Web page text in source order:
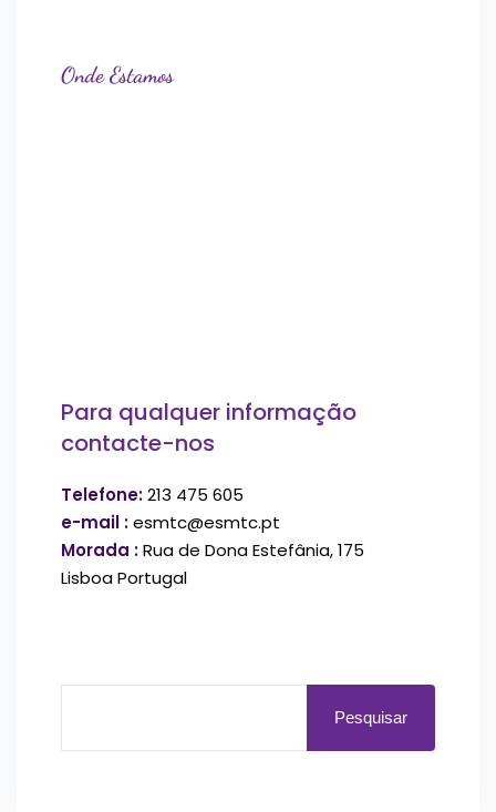
Onde Estamos
Para qualquer informação
contacte-nos
Telefone:213 475 605
e-mail :esmtc@esmtc.pt
Morada :Rua de Dona Estefânia, 175
Lisboa Portugal
Pesquisar